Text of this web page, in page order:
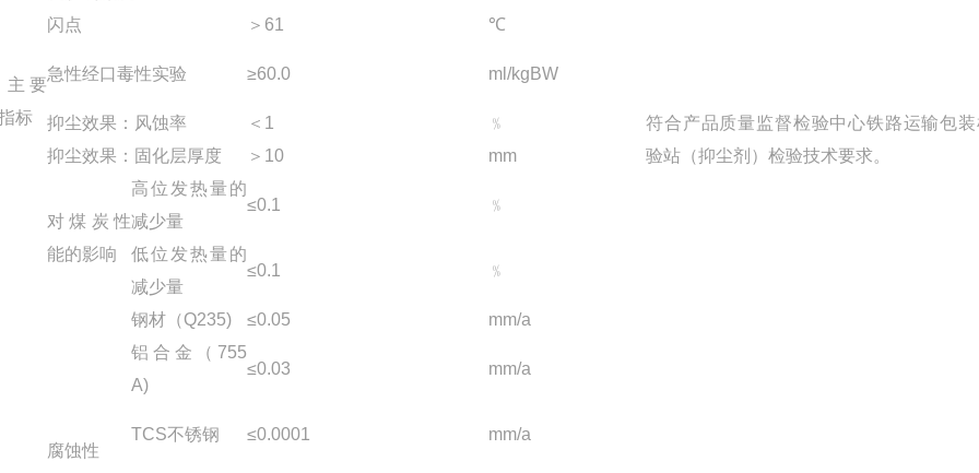
要
标
符合产品质量监督检验中心铁路运输包
验站（抑尘剂）检验技术要求。
闪点
＞61 ℃
急性经口毒性实验 ≥60.0 ml/kgBW
抑尘效果：风蚀率 ＜1
﹪
抑尘效果：固化层厚度
＞10 mm
对煤炭性
能的影响
高位发热量的
减少量
≤0.1 ﹪
低位发热量的
减少量
≤0.1 ﹪
腐蚀性
钢材（Q235) ≤0.05
mm/a
铝合金（755
A)
≤0.03 mm/a
TCS不锈钢 ≤0.0001 mm/a